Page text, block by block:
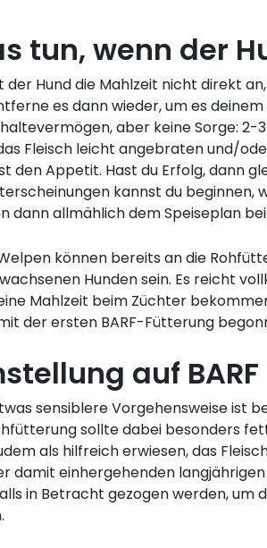
tun, wenn der
der Hund die Mahlzeit nicht direkt
es dann wieder, um es
aber keine Sorge: 2-
Fleisch leicht angebraten und/
den Appetit. Hast du Erfolg, dann
kannst du beginnen,
dann allmählich dem Speiseplan
können bereits an die
Hunden sein. Es reicht
Mahlzeit beim Züchter
der ersten BARF-Fütterung
auf
sensiblere Vorgehensweise ist
sollte dabei besonders
als hilfreich erwiesen, das
damit einhergehenden
in Betracht gezogen werden, um